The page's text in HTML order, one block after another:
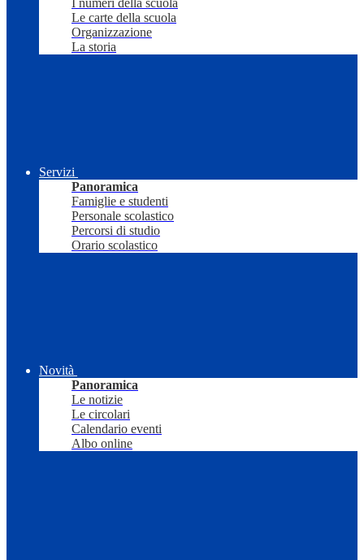
I numeri della scuola
Le carte della scuola
Organizzazione
La storia
Servizi
Panoramica
Famiglie e studenti
Personale scolastico
Percorsi di studio
Orario scolastico
Novità
Panoramica
Le notizie
Le circolari
Calendario eventi
Albo online